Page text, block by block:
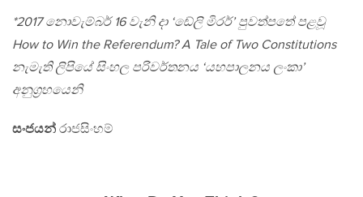
*2017 නොවැම්බර් 16 වැනි දා ‘ඬේලි මිරර්’ පුවත්පතේ පළවූ
How to Win the Referendum? A Tale of Two Constitutions
නැමැති ලිපියේ සිංහල පරිවර්තනය ‘යහපාලනය ලංකා’
අනුග‍්‍රහයෙනි
සංජයන් රාජසිංහම්